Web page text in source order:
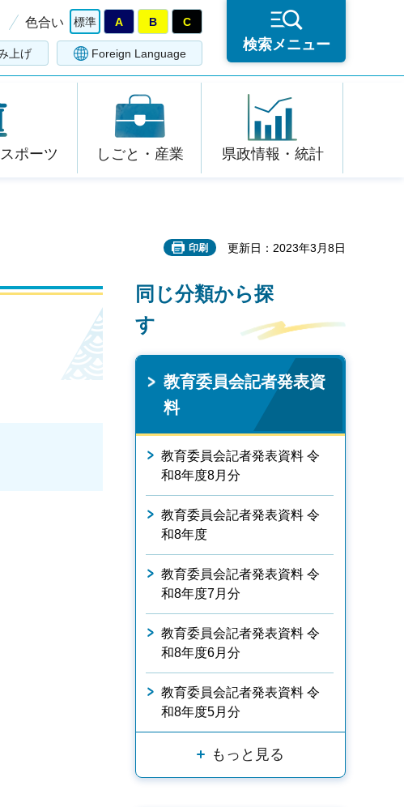
色合い 標準 A B C
上げ Foreign Language
検索メニュー
ポーツ しごと・産業 県政情報・統計
印刷 更新日：2023年3月8日
同じ分類から探
す
教育委員会記者発表資
料
教育委員会記者発表資料 令
和8年度8月分
教育委員会記者発表資料 令
和8年度
教育委員会記者発表資料 令
和8年度7月分
教育委員会記者発表資料 令
和8年度6月分
教育委員会記者発表資料 令
和8年度5月分
もっと見る